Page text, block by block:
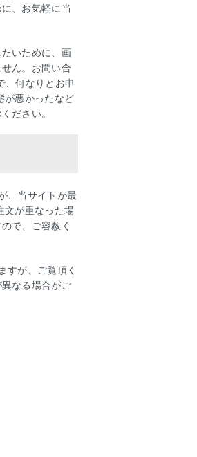
、お気軽に当
いために、画
ん。お問い合
、何なりとお申
が悪かったなど
ださい。
、当サイトが最
文が重なった場
で、ご容赦く
すが、ご覧頂く
なる場合がご